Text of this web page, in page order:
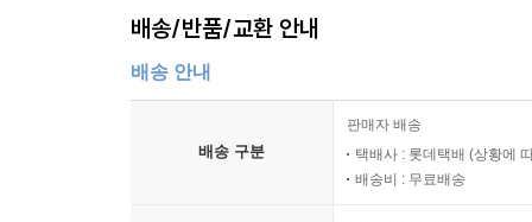
배송/반품/교환 안내
배송 안내
배송 구분
판매자 배송
택배사 : 롯데택배 (상황에
배송비 : 무료배송